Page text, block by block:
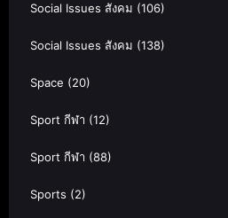
Social Issues สังคม (106)
Social Issues สังคม (138)
Space (20)
Sport กีฬา (12)
Sport กีฬา (88)
Sports (2)